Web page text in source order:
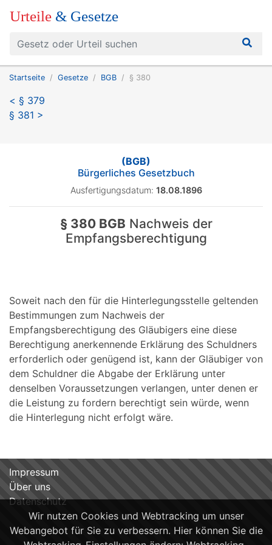
Urteile & Gesetze
Startseite Gesetze BGB § 380
< § 379
§ 381 >
(BGB)
Bürgerliches Gesetzbuch
Ausfertigungsdatum: 18.08.1896
§ 380 BGB Nachweis der
Empfangsberechtigung
Soweit nach den für die Hinterlegungsstelle geltenden
Bestimmungen zum Nachweis der
Empfangsberechtigung des Gläubigers eine diese
Berechtigung anerkennende Erklärung des Schuldners
erforderlich oder genügend ist, kann der Gläubiger von
dem Schuldner die Abgabe der Erklärung unter
denselben Voraussetzungen verlangen, unter denen er
die Leistung zu fordern berechtigt sein würde, wenn
die Hinterlegung nicht erfolgt wäre.
Wir nutzen Cookies und Webtracking um unser
Webangebot für Sie zu verbessern. Hier können Sie die
Impressum
Über uns
Datenschutz